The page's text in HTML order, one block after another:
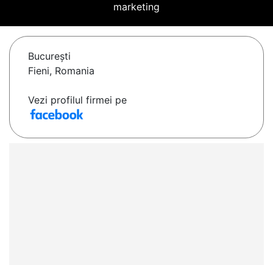
marketing
Bucureşti
Fieni, Romania
Vezi profilul firmei pe